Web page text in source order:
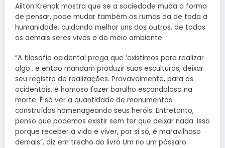
Ailton Krenak mostra que se a sociedade muda a forma
de pensar, pode mudar também os rumos da de toda a
humanidade, cuidando melhor uns dos outros, de todos
os demais seres vivos e do meio ambiente.
“A filosofia ocidental prega que ‘existimos para realizar
algo’, e então mandam produzir suas esculturas, deixar
seu registro de realizações. Provavelmente, para os
ocidentais, é honroso fazer barulho escandaloso na
morte. É só ver a quantidade de monumentos
construídos homenageando seus heróis. Entretanto,
penso que podemos existir sem ter que deixar nada. Isso
porque receber a vida e viver, por si só, é maravilhoso
demais”, diz em trecho do livro Um rio um pássaro.